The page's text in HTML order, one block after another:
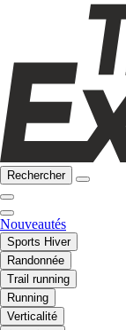
Rechercher
Nouveautés
Sports Hiver
Randonnée
Trail running
Running
Verticalité